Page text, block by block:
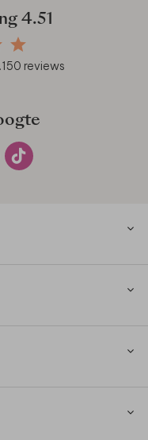
4.51
reviews